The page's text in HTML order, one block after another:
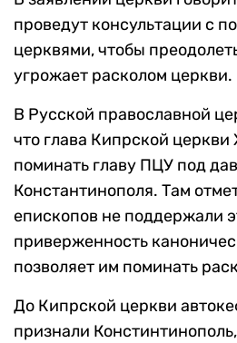
проведут консультации с
церквями, чтобы
угрожает расколом церкви.
В Русской православной
что глава Кипрской церкви
поминать главу ПЦУ под
Константинополя. Там
епископов не поддержали
приверженность
позволяет им поминать
До Кипрской церкви
признали